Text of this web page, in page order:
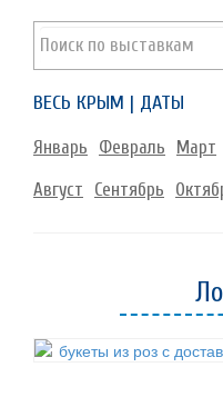
ВЕСЬ КРЫМ | ДАТЫ
Январь Февраль Март
Август Сентябрь